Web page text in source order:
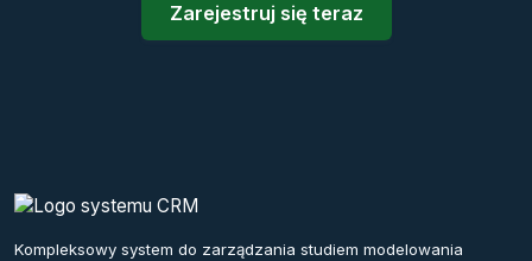
Zarejestruj się teraz
Kompleksowy system do zarządzania studiem modelowania